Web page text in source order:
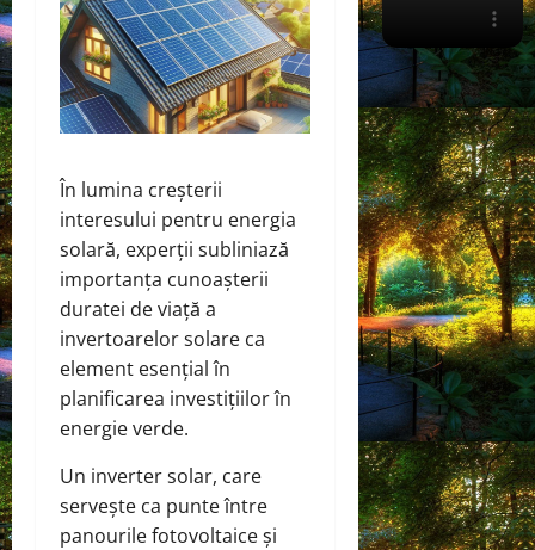
În lumina creșterii
interesului pentru energia
solară, experții subliniază
importanța cunoașterii
duratei de viață a
invertoarelor solare ca
element esențial în
planificarea investițiilor în
energie verde.
Un inverter solar, care
servește ca punte între
panourile fotovoltaice și